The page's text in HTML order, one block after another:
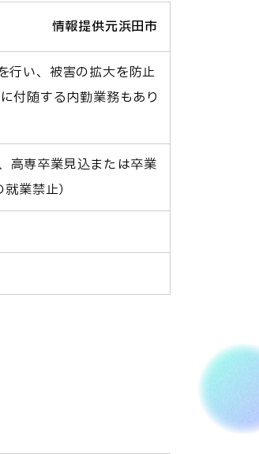
情報提供元浜田市
行い、被害の拡大を防止
付随する内勤業務もあり
高専卒業見込または卒業
就業禁止）